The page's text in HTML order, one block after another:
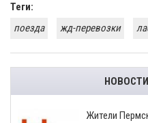
Теги:
поезда
жд-перевозки
​Жители